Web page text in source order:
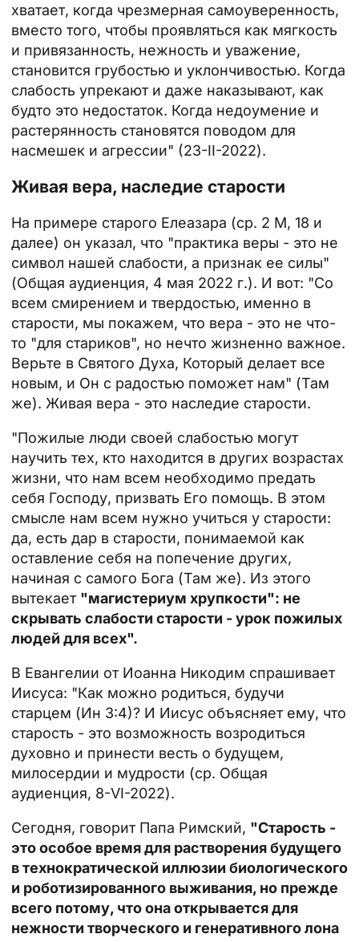
хватает, когда чрезмерная самоуверенность,
вместо того, чтобы проявляться как мягкость
и привязанность, нежность и уважение,
становится грубостью и уклончивостью. Когда
слабость упрекают и даже наказывают, как
будто это недостаток. Когда недоумение и
растерянность становятся поводом для
насмешек и агрессии" (23-II-2022).
Живая вера, наследие старости
На примере старого Елеазара (ср. 2 М, 18 и
далее) он указал, что "практика веры - это не
символ нашей слабости, а признак ее силы"
(Общая аудиенция, 4 мая 2022 г.). И вот: "Со
всем смирением и твердостью, именно в
старости, мы покажем, что вера - это не что-
то "для стариков", но нечто жизненно важное.
Верьте в Святого Духа, Который делает все
новым, и Он с радостью поможет нам" (Там
же). Живая вера - это наследие старости.
"Пожилые люди своей слабостью могут
научить тех, кто находится в других возрастах
жизни, что нам всем необходимо предать
себя Господу, призвать Его помощь. В этом
смысле нам всем нужно учиться у старости:
да, есть дар в старости, понимаемой как
оставление себя на попечение других,
начиная с самого Бога (Там же). Из этого
вытекает "магистериум хрупкости": не
скрывать слабости старости - урок пожилых
людей для всех".
В Евангелии от Иоанна Никодим спрашивает
Иисуса: "Как можно родиться, будучи
старцем (Ин 3:4)? И Иисус объясняет ему, что
старость - это возможность возродиться
духовно и принести весть о будущем,
милосердии и мудрости (ср. Общая
аудиенция, 8-VI-2022).
Сегодня, говорит Папа Римский, "Старость -
это особое время для растворения будущего
в технократической иллюзии биологического
и роботизированного выживания, но прежде
всего потому, что она открывается для
нежности творческого и генеративного лона